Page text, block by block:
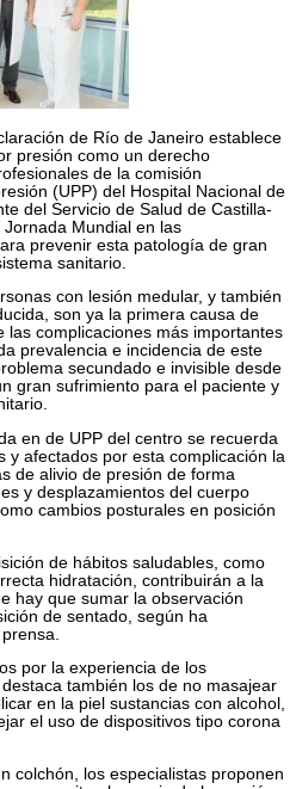
de Río de Janeiro establece
presión como un derecho
de la comisión
(UPP) del Hospital Nacional de
del Servicio de Salud de Castilla-
Mundial en las
prevenir esta patología de gran
sanitario.
con lesión medular, y también
son ya la primera causa de
las complicaciones más importantes
prevalencia e incidencia de este
secundado e invisible desde
gran sufrimiento para el paciente y
en de UPP del centro se recuerda
y afectados por esta complicación la
de alivio de presión de forma
y desplazamientos del cuerpo
cambios posturales en posición
de hábitos saludables, como
hidratación, contribuirán a la
hay que sumar la observación
de sentado, según ha
por la experiencia de los
también los de no masajear
en la piel sustancias con alcohol,
el uso de dispositivos tipo corona
colchón, los especialistas proponen